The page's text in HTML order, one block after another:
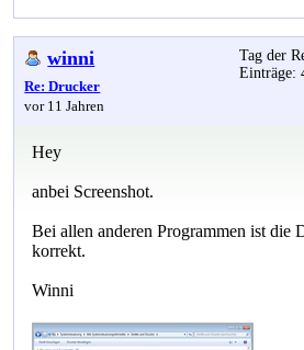
winni
Re: Drucker
vor 11 Jahren
Tag der
Einträge:
Hey
anbei Screenshot.
Bei allen anderen Programmen ist die
korrekt.
Winni